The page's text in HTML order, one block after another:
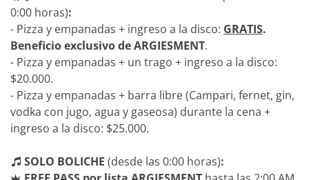
0:00 horas):
- Pizza y empanadas + ingreso a la disco: GRATIS.
Beneficio exclusivo de ARGIESMENT.
- Pizza y empanadas + un trago + ingreso a la disco:
$20.000.
- Pizza y empanadas + barra libre (Campari, fernet, gin,
vodka con jugo, agua y gaseosa) durante la cena +
ingreso a la disco: $25.000.
SOLO BOLICHE (desde las 0:00 horas):